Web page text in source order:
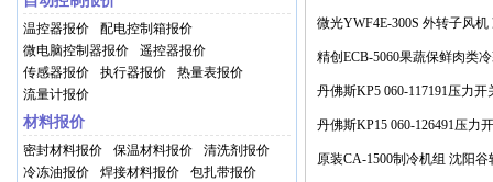
空调冻干机电机 低噪音 轴流
微光YWF4E-300S 外转子风
冻干机空调电机 低噪音 轴流
精创ECB-5060果蔬保鲜肉类
屠宰排酸预冷库温度控制箱价
丹佛斯KP5 060-117191压力开
力控制器 空调制冷配件价格
丹佛斯KP15 060-126491压力
压力控制器 空调制冷配件价格
原装CA-1500制冷机组 沈阳谷
温控器报价
配电控制箱报价
微电脑控制器报价
遥控器报价
传感器报价
执行器报价
热量表报价
流量计报价
材料报价
密封材料报价 保温材料报价
清洗剂报价
冷冻油报价
焊接材料报价
包扎带报价